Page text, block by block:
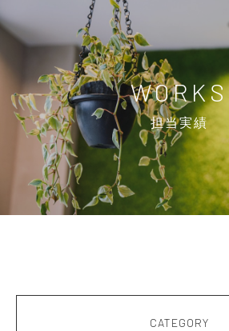
WORKS
担当実績
CATEGORY